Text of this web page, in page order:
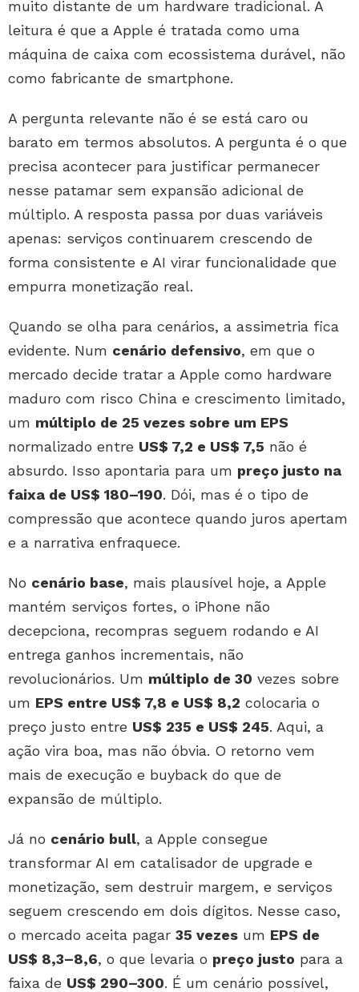
muito distante de um hardware tradicional. A
leitura é que a Apple é tratada como uma
máquina de caixa com ecossistema durável, não
como fabricante de smartphone.
A pergunta relevante não é se está caro ou
barato em termos absolutos. A pergunta é o que
precisa acontecer para justificar permanecer
nesse patamar sem expansão adicional de
múltiplo. A resposta passa por duas variáveis
apenas: serviços continuarem crescendo de
forma consistente e AI virar funcionalidade que
empurra monetização real.
Quando se olha para cenários, a assimetria fica
evidente. Num cenário defensivo, em que o
mercado decide tratar a Apple como hardware
maduro com risco China e crescimento limitado,
um múltiplo de 25 vezes sobre um EPS
normalizado entre US$ 7,2 e US$ 7,5 não é
absurdo. Isso apontaria para um preço justo na
faixa de US$ 180–190. Dói, mas é o tipo de
compressão que acontece quando juros apertam
e a narrativa enfraquece.
No cenário base, mais plausível hoje, a Apple
mantém serviços fortes, o iPhone não
decepciona, recompras seguem rodando e AI
entrega ganhos incrementais, não
revolucionários. Um múltiplo de 30 vezes sobre
um EPS entre US$ 7,8 e US$ 8,2 colocaria o
preço justo entre US$ 235 e US$ 245. Aqui, a
ação vira boa, mas não óbvia. O retorno vem
mais de execução e buyback do que de
expansão de múltiplo.
Já no cenário bull, a Apple consegue
transformar AI em catalisador de upgrade e
monetização, sem destruir margem, e serviços
seguem crescendo em dois dígitos. Nesse caso,
o mercado aceita pagar 35 vezes um EPS de
US$ 8,3–8,6, o que levaria o preço justo para a
faixa de US$ 290–300. É um cenário possível,